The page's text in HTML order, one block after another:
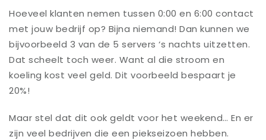
Hoeveel klanten nemen tussen 0:00 en 6:00 contact
met jouw bedrijf op? Bijna niemand! Dan kunnen we
bijvoorbeeld 3 van de 5 servers ‘s nachts uitzetten.
Dat scheelt toch weer. Want al die stroom en
koeling kost veel geld. Dit voorbeeld bespaart je
20%!
Maar stel dat dit ook geldt voor het weekend… En er
zijn veel bedrijven die een piekseizoen hebben.